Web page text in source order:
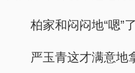
柏家和闷闷地“嗯”了
严玉青这才满意地